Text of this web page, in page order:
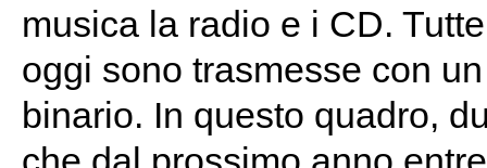
musica la radio e i CD.
oggi sono trasmesse con
binario. In questo quadro,